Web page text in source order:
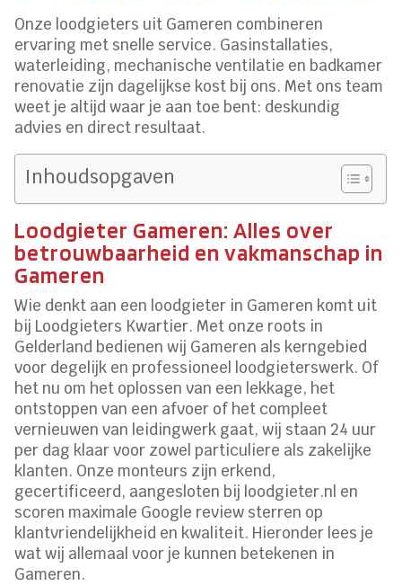
Onze loodgieters uit Gameren combineren
ervaring met snelle service. Gasinstallaties,
waterleiding, mechanische ventilatie en badkamer
renovatie zijn dagelijkse kost bij ons. Met ons team
weet je altijd waar je aan toe bent: deskundig
advies en direct resultaat.
Inhoudsopgaven
Loodgieter Gameren: Alles over
betrouwbaarheid en vakmanschap in
Gameren
Wie denkt aan een loodgieter in Gameren komt uit
bij Loodgieters Kwartier. Met onze roots in
Gelderland bedienen wij Gameren als kerngebied
voor degelijk en professioneel loodgieterswerk. Of
het nu om het oplossen van een lekkage, het
ontstoppen van een afvoer of het compleet
vernieuwen van leidingwerk gaat, wij staan 24 uur
per dag klaar voor zowel particuliere als zakelijke
klanten. Onze monteurs zijn erkend,
gecertificeerd, aangesloten bij loodgieter.nl en
scoren maximale Google review sterren op
klantvriendelijkheid en kwaliteit. Hieronder lees je
wat wij allemaal voor je kunnen betekenen in
Gameren.